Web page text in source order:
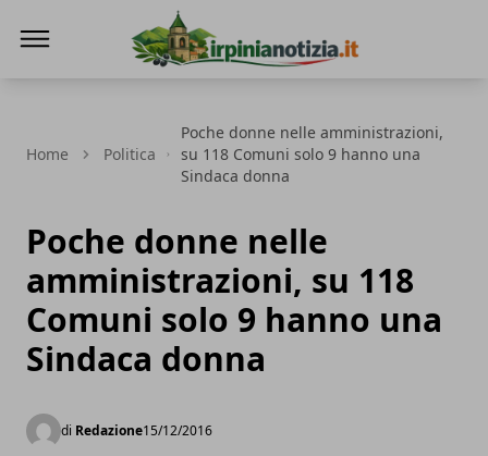
Home Politica
Poche donne nelle amministrazioni,
su 118 Comuni solo 9 hanno una
Sindaca donna
Poche donne nelle
amministrazioni, su 118
Comuni solo 9 hanno una
Sindaca donna
di Redazione15/12/2016